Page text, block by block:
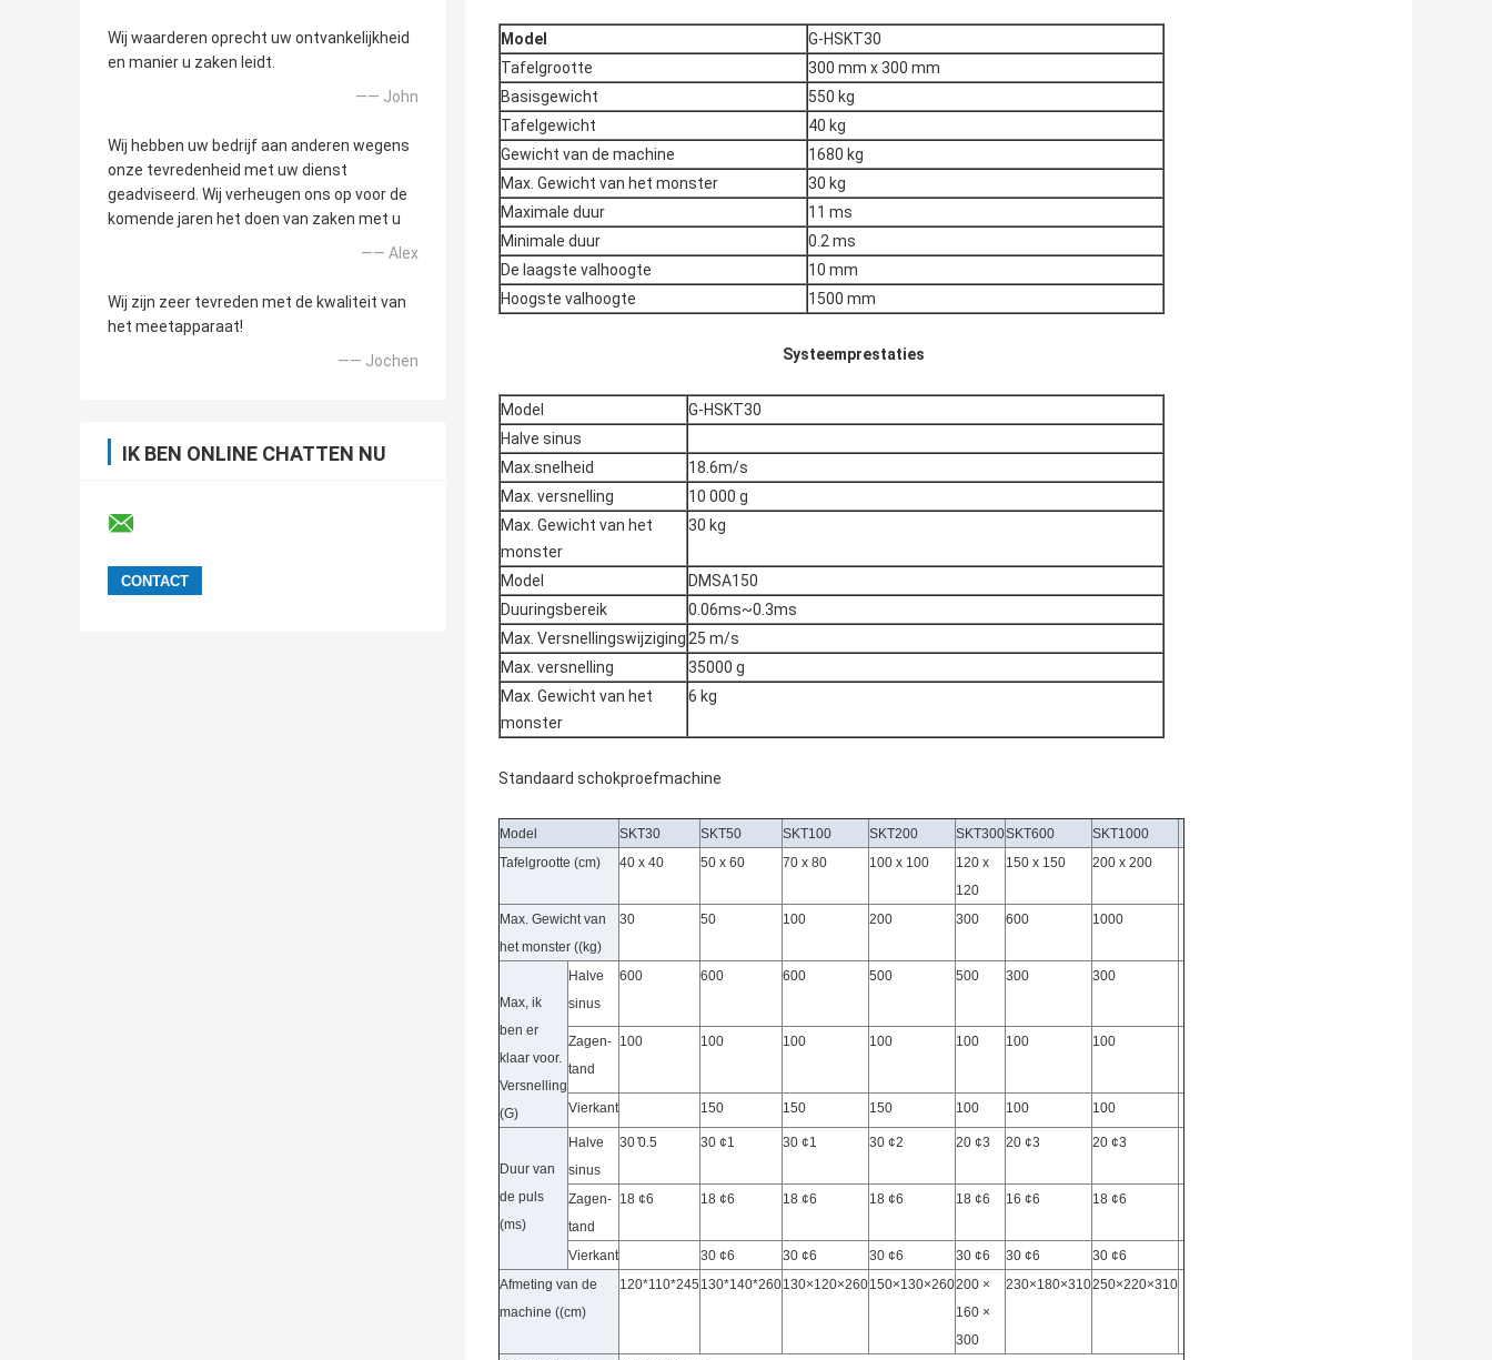
Wij waarderen oprecht uw ontvankelijkheid
en manier u zaken leidt.
—— John
Wij hebben uw bedrijf aan anderen wegens
onze tevredenheid met uw dienst
geadviseerd. Wij verheugen ons op voor de
komende jaren het doen van zaken met u
—— Alex
Wij zijn zeer tevreden met de kwaliteit van
het meetapparaat!
—— Jochen
IK BEN ONLINE CHATTEN NU
Model
G-HSKT30
Tafelgrootte
300 mm x 300 mm
Basisgewicht
550 kg
Tafelgewicht
40 kg
Gewicht van de machine
1680 kg
Max. Gewicht van het monster
30 kg
Maximale duur
11 ms
Minimale duur
0.2 ms
De laagste valhoogte
10 mm
Hoogste valhoogte
1500 mm
Systeemprestaties
Model
G-HSKT30
Halve sinus
Max.snelheid
18.6m/s
Max. versnelling
10 000 g
Max. Gewicht van het
monster
30 kg
Model
DMSA150
Duuringsbereik
0.06ms~0.3ms
Max. Versnellingswijziging25 m/s
Max. versnelling
35000 g
Max. Gewicht van het
monster
6 kg
Standaard schokproefmachine
Model SKT30 SKT50 SKT100 SKT200 SKT300SKT600
SKT1000
Tafelgrootte (cm)
40 x 40 50 x 60 70 x 80 100 x 100
120 x
120
150 x 150 200 x 200
Max. Gewicht van
het monster ((kg)
30 50 100 200 300 600 1000
Max, ik
ben er
klaar voor.
Versnelling
(G)
Halve
sinus
600 600 600 500 500 300 300
Zagen-
tand
100 100 100 100 100 100 100
Vierkant 150 150 150 100 100 100
Duur van
de puls
(ms)
Halve
sinus
30 ̊0.5 30 ¢1 30 ¢1 30 ¢2 20 ¢3 20 ¢3 20 ¢3
Zagen-
tand
18 ¢6 18 ¢6 18 ¢6 18 ¢6 18 ¢6 16 ¢6 18 ¢6
Vierkant 30 ¢6 30 ¢6 30 ¢6 30 ¢6 30 ¢6
30 ¢6
Afmeting van de
machine ((cm)
120*110*245 130*140*260130×120×260150×130×260200 ×
160 ×
300
230×180×310250×220×310